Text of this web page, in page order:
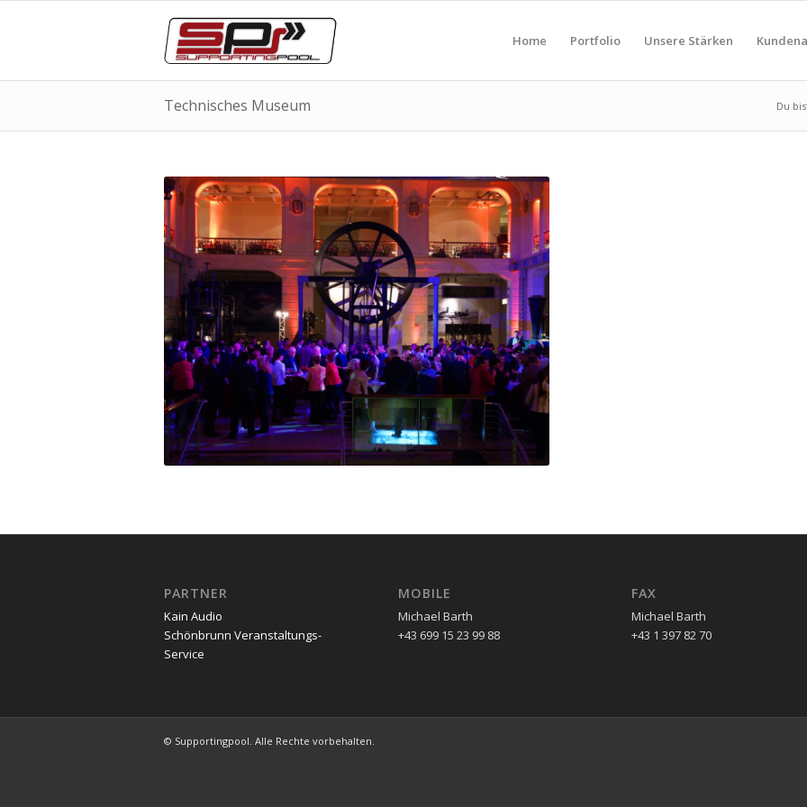
Home Portfolio Unsere Stärken
Technisches Museum Du
PARTNER
Kain Audio
Schönbrunn Veranstaltungs-
Service
MOBILE
Michael Barth
+43 699 15 23 99 88
FAX
Michael Barth
+43 1 397 82 70
© Supportingpool. Alle Rechte vorbehalten.